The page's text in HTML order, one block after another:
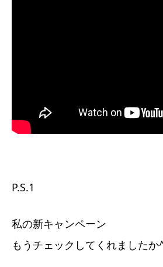
P.S.1
私の新キャンペーン
もうチェックしてくれましたか